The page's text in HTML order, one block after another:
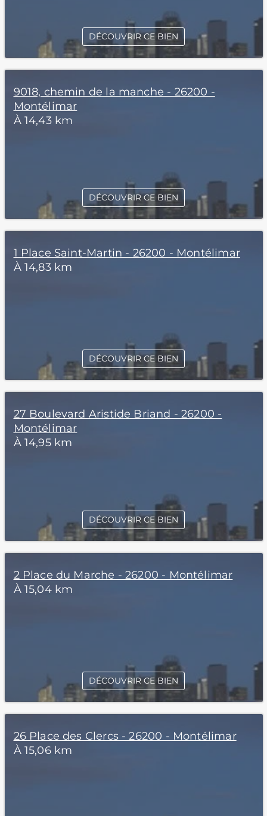
DÉCOUVRIR CE BIEN
9018, chemin de la manche - 26200 -
Montélimar
À 14,43 km
DÉCOUVRIR CE BIEN
1 Place Saint-Martin - 26200 - Montélimar
À 14,83 km
DÉCOUVRIR CE BIEN
27 Boulevard Aristide Briand - 26200 -
Montélimar
À 14,95 km
DÉCOUVRIR CE BIEN
2 Place du Marche - 26200 - Montélimar
À 15,04 km
DÉCOUVRIR CE BIEN
26 Place des Clercs - 26200 - Montélimar
À 15,06 km